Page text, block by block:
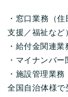
・窓口業務（
支援／福祉など
・給付金関連業
・マイナンバー
・施設管理業務
全国自治体様